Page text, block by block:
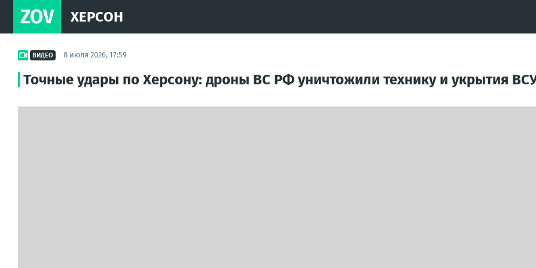
ZOV ХЕРСОН
ВИДЕО 8 июля 2026, 17:59
Точные удары по Херсону: дроны ВС РФ уничтожили технику и укрытия